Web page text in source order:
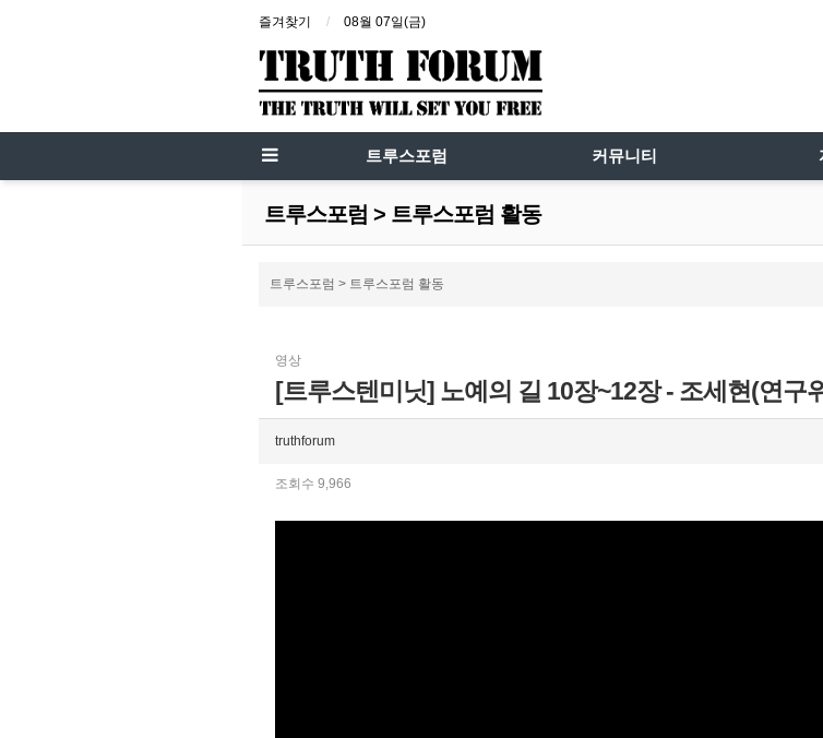
즐겨찾기 08월 07일(금)
트루스포럼 커뮤니티
트루스포럼 > 트루스포럼 활동
트루스포럼 > 트루스포럼 활동
영상
[트루스텐미닛] 노예의 길 10장~12장 - 조세현(연구
truthforum
조회수 9,966